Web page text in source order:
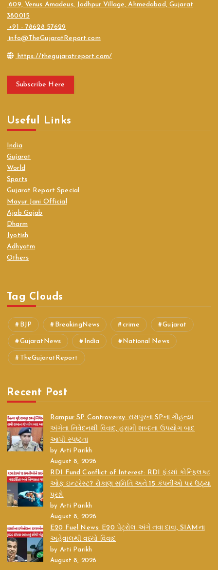
609, Venus Amadeus, Jodhpur Village, Ahmedabad, Gujarat
380015
+91 - 78628 57629
info@TheGujaratReport.com
https://thegujaratreport.com/
Subscribe Here
Useful Links
India
Gujarat
World
Sports
Gujarat Report Special
Mayur Jani Official
Ajab Gajab
Dharm
Jyotish
Adhyatm
Others
Tag Clouds
BJP BreakingNews crime Gujarat
GujaratNews India National News
TheGujaratReport
Recent Post
Rampur SP Controversy: રામપુરના SPના ગૌહત્યા
અંગેના નિવેદનથી વિવાદ, હરામી શબ્દના ઉપયોગ બાદ
આપી સ્પષ્ટતા
by Arti Parikh
August 8, 2026
RDI Fund Conflict of Interest: RDI ફંડમાં કોન્ફ્લિક્ટ
ઓફ ઇન્ટરેસ્ટ? રોકાણ સમિતિ અને 15 કંપનીઓ પર ઉઠ્યા
પ્રશ્નો
by Arti Parikh
August 8, 2026
E20 Fuel News: E20 પેટ્રોલ અંગે નવા દાવા, SIAMના
અહેવાલથી વધ્યો વિવાદ
by Arti Parikh
August 8, 2026